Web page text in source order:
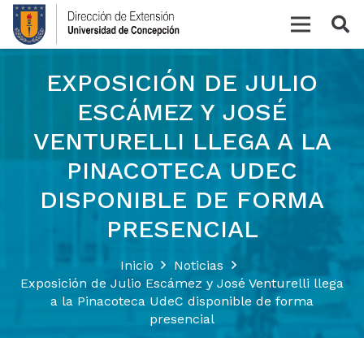
EXPOSICIÓN DE JULIO
ESCÁMEZ Y JOSÉ
VENTURELLI LLEGA A LA
PINACOTECA UDEC
DISPONIBLE DE FORMA
PRESENCIAL
Inicio
Noticias
Exposición de Julio Escámez y José Venturelli llega
a la Pinacoteca UdeC disponible de forma
presencial